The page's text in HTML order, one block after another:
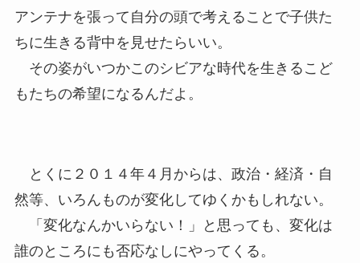
アンテナを張って自分の頭で考えることで子供た
ちに生きる背中を見せたらいい。
その姿がいつかこのシビアな時代を生きるこど
もたちの希望になるんだよ。
とくに２０１４年４月からは、政治・経済・自
然等、いろんものが変化してゆくかもしれない。
「変化なんかいらない！」と思っても、変化は
誰のところにも否応なしにやってくる。